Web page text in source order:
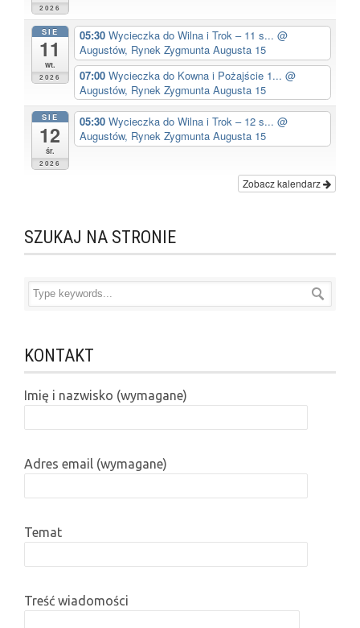
2026
SIE
11
wt.
2026
05:30 Wycieczka do Wilna i Trok – 11 s... @
Augustów, Rynek Zygmunta Augusta 15
07:00 Wycieczka do Kowna i Pożajście 1... @
Augustów, Rynek Zygmunta Augusta 15
SIE
12
śr.
2026
05:30 Wycieczka do Wilna i Trok – 12 s... @
Augustów, Rynek Zygmunta Augusta 15
Zobacz kalendarz
SZUKAJ NA STRONIE
KONTAKT
Imię i nazwisko (wymagane)
Adres email (wymagane)
Temat
Treść wiadomości